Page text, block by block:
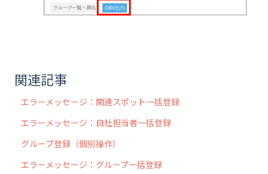
関連記事
エラーメッセージ：関連スポット一括登録
エラーメッセージ：自社担当者一括登録
グループ登録（個別操作）
エラーメッセージ：グループ一括登録